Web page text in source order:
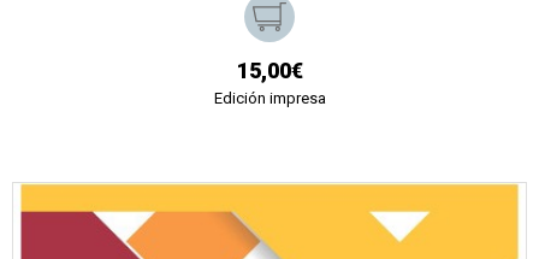
15,00€
Edición impresa